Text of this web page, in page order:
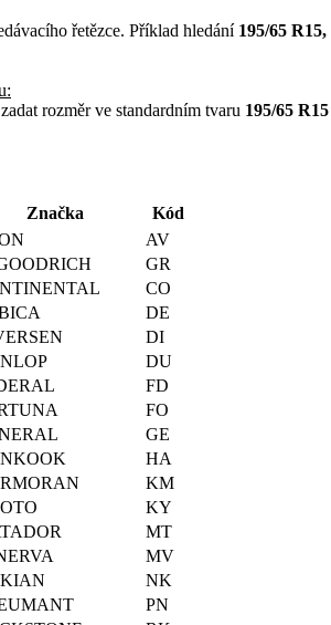
řetězce. Příklad hledání 195/65
rozměr ve standardním tvaru 195/65 R15
Značka
Kód
AV
GR
CO
DE
DI
DU
FD
FO
GE
HA
KM
KY
MT
MV
NK
PN